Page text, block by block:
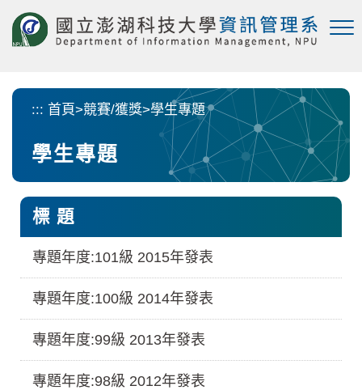
::: 首頁>競賽/獲獎>學生專題
學生專題
標 題
專題年度:101級 2015年發表
專題年度:100級 2014年發表
專題年度:99級 2013年發表
專題年度:98級 2012年發表